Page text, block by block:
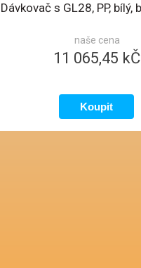
naše cena
11 065,45 kČ